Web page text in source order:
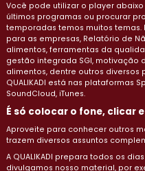
Você pode utilizar o player
últimos programas ou procurar
temporadas temos muitos temas.
para as empresas, Relatório de
alimentos, ferramentas da
gestão integrada SGI, motivação
alimentos, dentre outros diversos
QUALIKADI está nas plataformas
SoundCloud, iTunes.
É só colocar o fone, clicar
Aproveite para conhecer outros
trazem diversos assuntos
A QUALIKADI prepara todos os
divulgamos nosso material, por